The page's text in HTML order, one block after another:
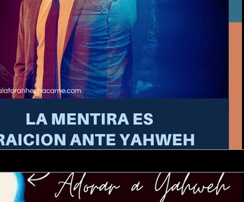
APOCALIPSIS ESTUDIANDO BERESHIT (GENESIS)
EFESIOS